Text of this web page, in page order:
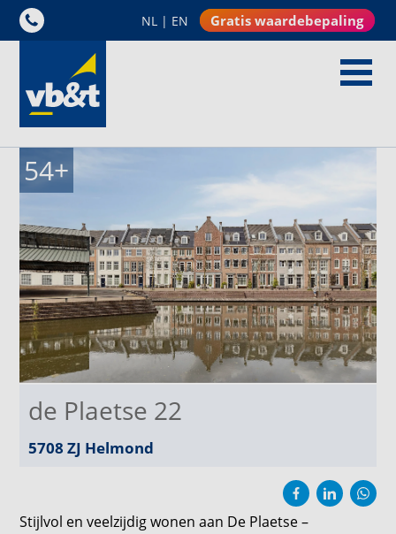
NL | EN Gratis waardebepaling
54+
de Plaetse 22
5708 ZJ Helmond
Stijlvol en veelzijdig wonen aan De Plaetse –